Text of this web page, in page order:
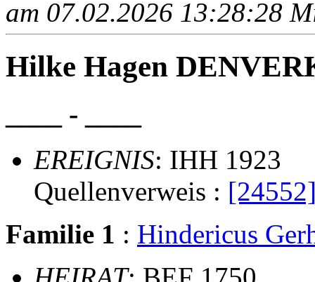
am 07.02.2026 13:28:28
Hilke Hagen
____ - ____
EREIGNIS: IHH 1923
Quellenverweis :
Familie 1 : Hindericus